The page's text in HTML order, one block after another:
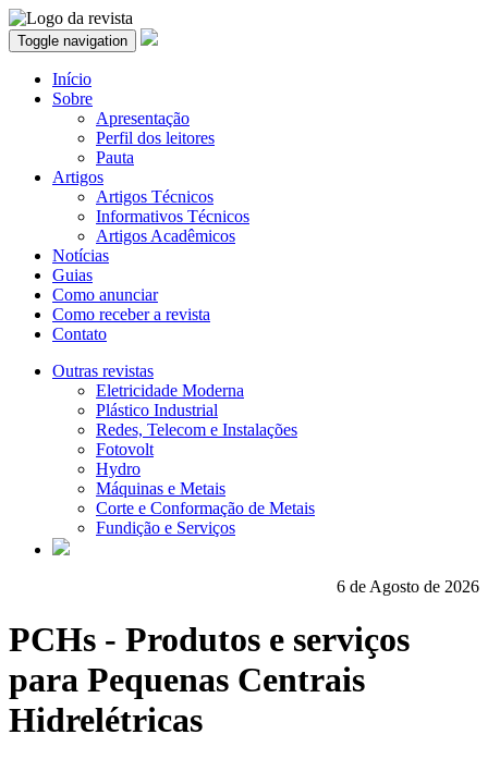
Toggle navigation
Início
Sobre
Apresentação
Perfil dos leitores
Pauta
Artigos
Artigos Técnicos
Informativos Técnicos
Artigos Acadêmicos
Notícias
Guias
Como anunciar
Como receber a revista
Contato
Outras revistas
Eletricidade Moderna
Plástico Industrial
Redes, Telecom e Instalações
Fotovolt
Hydro
Máquinas e Metais
Corte e Conformação de Metais
Fundição e Serviços
6 de Agosto de 2026
PCHs - Produtos e serviços
para Pequenas Centrais
Hidrelétricas